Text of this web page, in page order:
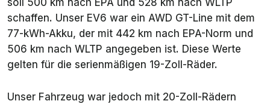
soll 500 km nach EPA und 528 km nach WLTP
schaffen. Unser EV6 war ein AWD GT-Line mit dem
77-kWh-Akku, der mit 442 km nach EPA-Norm und
506 km nach WLTP angegeben ist. Diese Werte
gelten für die serienmäßigen 19-Zoll-Räder.
Unser Fahrzeug war jedoch mit 20-Zoll-Rädern